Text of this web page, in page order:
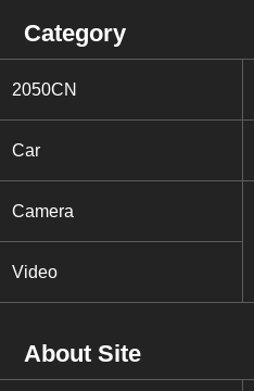
Category
2050CN
Car
Camera
Video
About Site